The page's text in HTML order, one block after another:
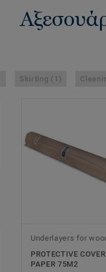
Skirting (1)
Underlayers for
PROTECTIVE
PAPER 75M2